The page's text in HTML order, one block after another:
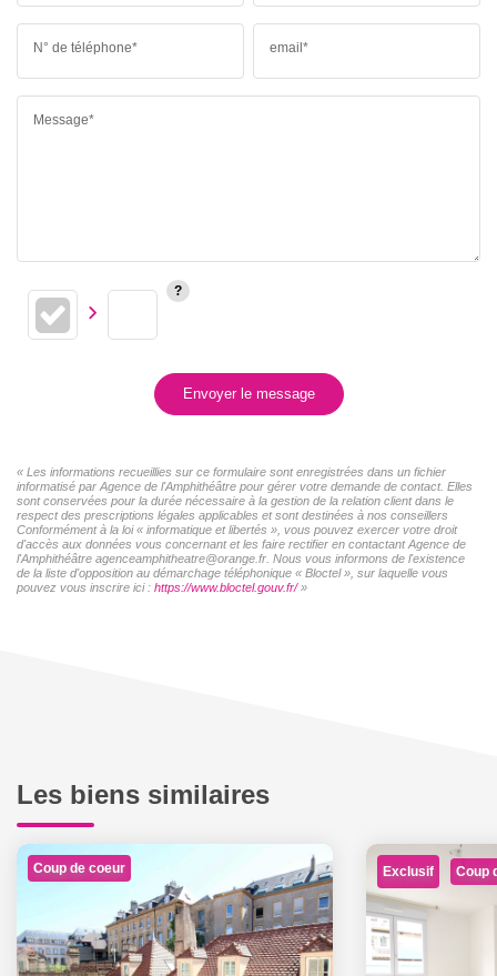
N° de téléphone* email*
Message*
Envoyer le message
« Les informations recueillies sur ce formulaire sont enregistrées dans un fichier
informatisé par Agence de l'Amphithéâtre pour gérer votre demande de contact. Elles
sont conservées pour la durée nécessaire à la gestion de la relation client dans le
respect des prescriptions légales applicables et sont destinées à nos conseillers
Conformément à la loi « informatique et libertés », vous pouvez exercer votre droit
d'accès aux données vous concernant et les faire rectifier en contactant Agence de
l'Amphithéâtre agenceamphitheatre@orange.fr. Nous vous informons de l'existence
de la liste d'opposition au démarchage téléphonique « Bloctel », sur laquelle vous
pouvez vous inscrire ici : https://www.bloctel.gouv.fr/»
Les biens similaires
Coup de coeur Exclusif Coup